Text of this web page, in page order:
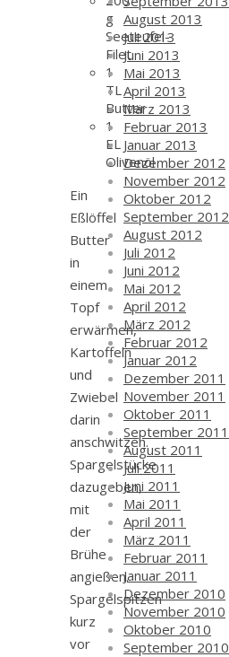
g
Seeteufel-
Filet
1
TL
Butter
1
EL
Olivenöl
Ein
Eßlöffel
Butter
in
einem
Topf
erwärmen,
Kartoffeln
und
Zwiebel
darin
anschwitzen.
Spargelstücke
dazugeben,
mit
der
Brühe
angießen.
Spargelspitzen
kurz
vor
August 2013
Juli 2013
Juni 2013
Mai 2013
April 2013
März 2013
Februar 2013
Januar 2013
Dezember 2012
November 2012
Oktober 2012
September 2012
August 2012
Juli 2012
Juni 2012
Mai 2012
April 2012
März 2012
Februar 2012
Januar 2012
Dezember 2011
November 2011
Oktober 2011
September 2011
August 2011
Juli 2011
Juni 2011
Mai 2011
April 2011
März 2011
Februar 2011
Januar 2011
Dezember 2010
November 2010
Oktober 2010
September 2010